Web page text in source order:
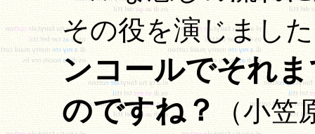
その役を演じまし
ンコールでそれ
のですね？
（小